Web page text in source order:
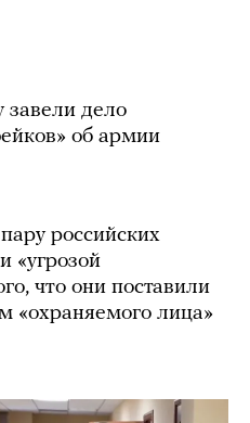
завели дело
об армии
российских
«угрозой
что они поставили
«охраняемого лица»